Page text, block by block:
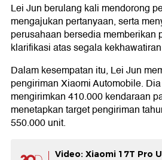
Lei Jun berulang kali mendorong
mengajukan pertanyaan, serta
perusahaan bersedia memberikan
klarifikasi atas segala
Dalam kesempatan itu, Lei Jun
pengiriman Xiaomi Automobile.
mengirimkan 410.000 kendaraan
menetapkan target pengiriman
550.000 unit.
Video: Xiaomi 17T Pro